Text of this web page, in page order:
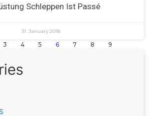
Schleppen Ist Passé
31. January 2018
3 4 5 6 7 8 9